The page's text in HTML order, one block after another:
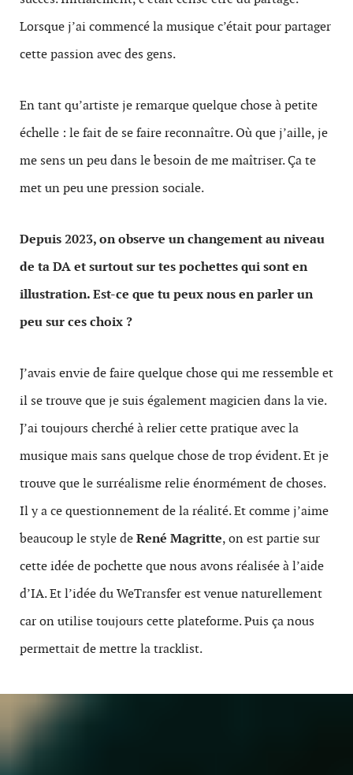
Lorsque j’ai commencé la musique c’était pour partager
cette passion avec des gens.
En tant qu’artiste je remarque quelque chose à petite
échelle : le fait de se faire reconnaître. Où que j’aille, je
me sens un peu dans le besoin de me maîtriser. Ça te
met un peu une pression sociale.
Depuis 2023, on observe un changement au niveau
de ta DA et surtout sur tes pochettes qui sont en
illustration. Est-ce que tu peux nous en parler un
peu sur ces choix ?
J’avais envie de faire quelque chose qui me ressemble et
il se trouve que je suis également magicien dans la vie.
J’ai toujours cherché à relier cette pratique avec la
musique mais sans quelque chose de trop évident. Et je
trouve que le surréalisme relie énormément de choses.
Il y a ce questionnement de la réalité. Et comme j’aime
beaucoup le style deRené Magritte, on est partie sur
cette idée de pochette que nous avons réalisée à l’aide
d’IA. Et l’idée du WeTransfer est venue naturellement
car on utilise toujours cette plateforme. Puis ça nous
permettait de mettre la tracklist.